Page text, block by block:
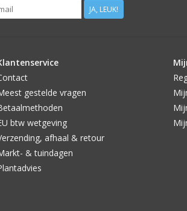
JA, LEUK!
gestelde vragen
btw wetgeving
afhaal & retour
& tuindagen